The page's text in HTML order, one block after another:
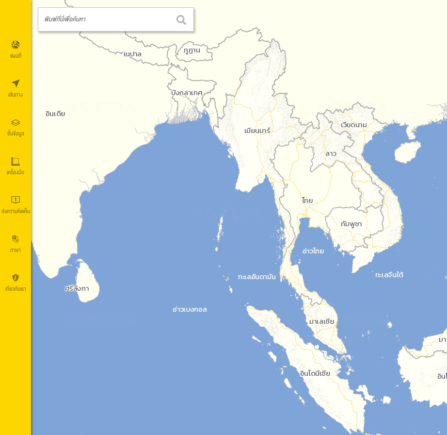
พิมพ์ที่นี่เพื่อค้นหา
แผนที่
เส้นทาง
ชั้นข้อมูล
เครื่องมือ
ส่งความคิดเห็น
ภาษา
เกี่ยวกับเรา